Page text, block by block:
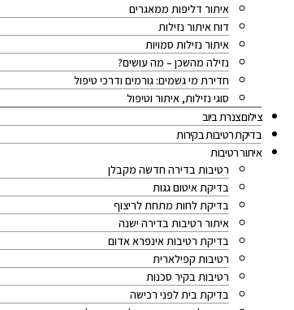
איתור דליפות ממאגרים
דוח איתור נזילות
איתור נזילות סמויות
נזילה מהשכן – מה עושים?
חדירת מי גשמים: גורמים ודרכי טיפול
סוגי נזילות, איתור וטיפול
צילום צנרת ביוב
בדיקת רטיבות בקירות
איתור רטיבות
רטיבות בדירה חדשה מקבלן
בדיקת איטום גגות
בדיקת לחות מתחת לריצוף
איתור רטיבות בדירה ישנה
בדיקת רטיבות אינפרא אדום
רטיבות קפילארית
רטיבות בקיר סכנות
בדיקת בית לפני רכישה